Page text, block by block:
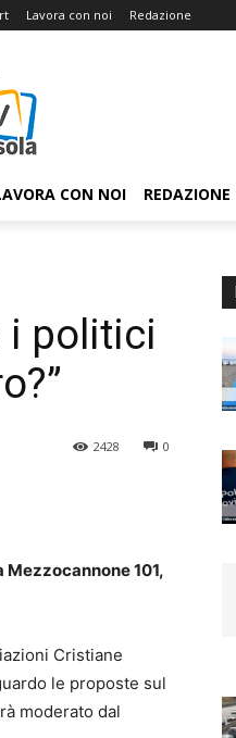
Lavora con noi Redazione
CON NOI REDAZIONE
i politici
0
2428
Mezzocannone 101,
Cristiane
le proposte sul
moderato dal